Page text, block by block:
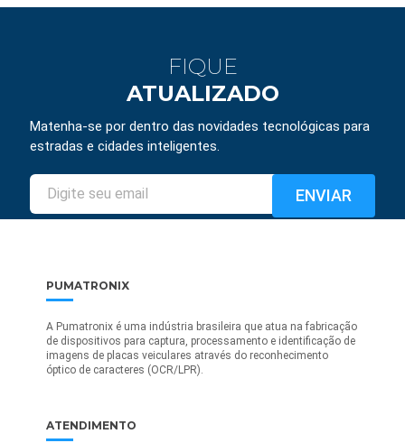
FIQUE
ATUALIZADO
Matenha-se por dentro das novidades tecnológicas para
estradas e cidades inteligentes.
PUMATRONIX
A Pumatronix é uma indústria brasileira que atua na fabricação
de dispositivos para captura, processamento e identificação de
imagens de placas veiculares através do reconhecimento
óptico de caracteres (OCR/LPR).
ATENDIMENTO